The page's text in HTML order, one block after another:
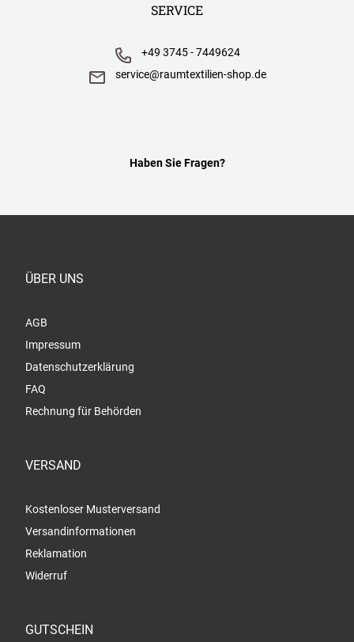
SERVICE
Haben Sie Fragen?
+49 3745 - 7449624
service@raumtextilien-shop.de
ÜBER UNS
AGB
Impressum
Datenschutzerklärung
FAQ
Rechnung für Behörden
VERSAND
Kostenloser Musterversand
Versandinformationen
Reklamation
Widerruf
GUTSCHEIN